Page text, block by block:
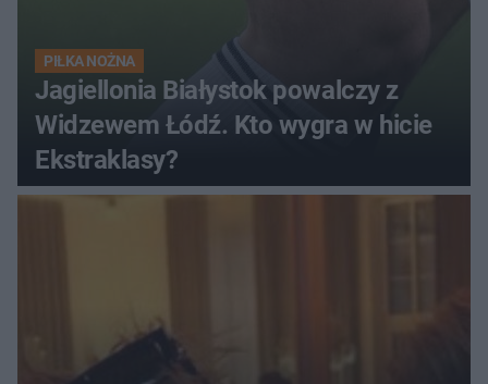
PIŁKA NOŻNA
Jagiellonia Białystok powalczy z
Widzewem Łódź. Kto wygra w hicie
Ekstraklasy?